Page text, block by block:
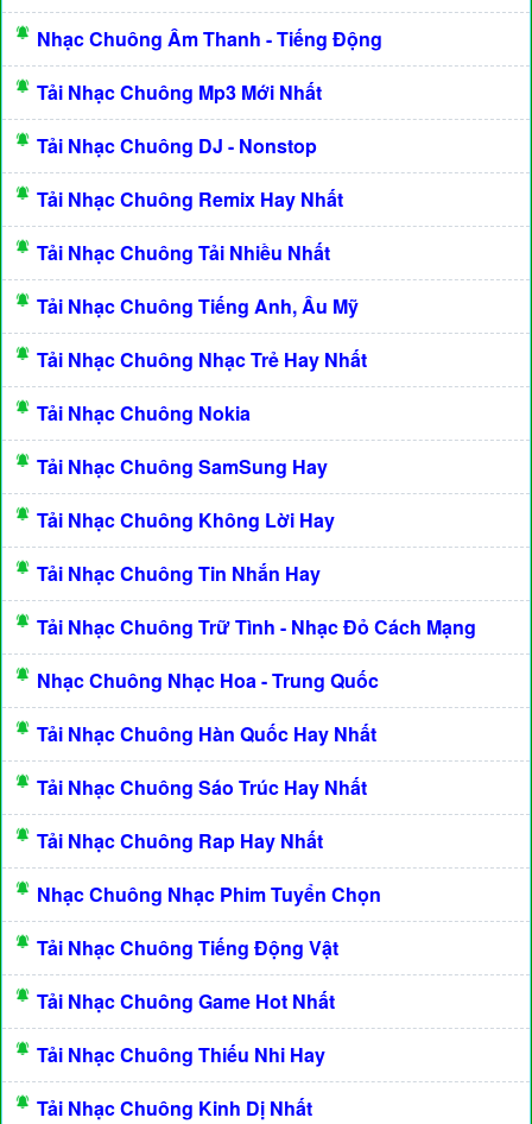
Nhạc Chuông Âm Thanh - Tiếng Động
Tải Nhạc Chuông Mp3 Mới Nhất
Tải Nhạc Chuông DJ - Nonstop
Tải Nhạc Chuông Remix Hay Nhất
Tải Nhạc Chuông Tải Nhiều Nhất
Tải Nhạc Chuông Tiếng Anh, Âu Mỹ
Tải Nhạc Chuông Nhạc Trẻ Hay Nhất
Tải Nhạc Chuông Nokia
Tải Nhạc Chuông SamSung Hay
Tải Nhạc Chuông Không Lời Hay
Tải Nhạc Chuông Tin Nhắn Hay
Tải Nhạc Chuông Trữ Tình - Nhạc Đỏ Cách Mạng
Nhạc Chuông Nhạc Hoa - Trung Quốc
Tải Nhạc Chuông Hàn Quốc Hay Nhất
Tải Nhạc Chuông Sáo Trúc Hay Nhất
Tải Nhạc Chuông Rap Hay Nhất
Nhạc Chuông Nhạc Phim Tuyển Chọn
Tải Nhạc Chuông Tiếng Động Vật
Tải Nhạc Chuông Game Hot Nhất
Tải Nhạc Chuông Thiếu Nhi Hay
Tải Nhạc Chuông Kinh Dị Nhất